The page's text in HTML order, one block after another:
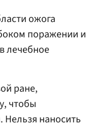
ожога
поражении и
лечебное
ране,
чтобы
наносить